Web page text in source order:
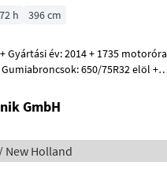
h 396 cm
Gyártási év: 2014 + 1735 motoróra
650/75R32 elöl +
GmbH
Holland